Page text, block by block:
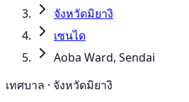
จังหวัดมิยางิ
เซนได
Aoba Ward, Sendai
เทศบาล · จังหวัดมิยางิ